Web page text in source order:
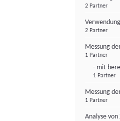
2 Partner
2 Partner
Messung
1 Partner
- mit
1 Partner
Messung
1 Partner
Analyse